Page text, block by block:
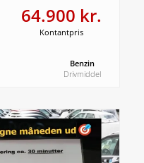
64.900 kr.
Kontantpris
Benzin
Drivmiddel